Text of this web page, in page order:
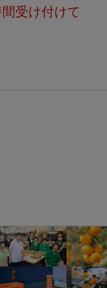
受け付けて